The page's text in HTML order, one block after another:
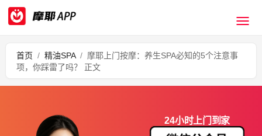
首页 / 精油SPA / 摩耶上门按摩：养生SPA必知的5个注意事
项，你踩雷了吗？ 正文
24小时上门到家